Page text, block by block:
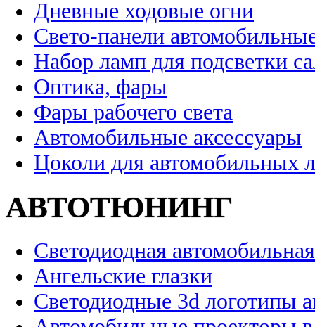
Дневные ходовые огни
Свето-панели
Набор ламп для подсветки
Оптика, фары
Фары рабочего света
Автомобильные аксессуары
Цоколи для автомобильных
АВТОТЮНИНГ
Светодиодная
Ангельские глазки
Светодиодные 3d логотипы